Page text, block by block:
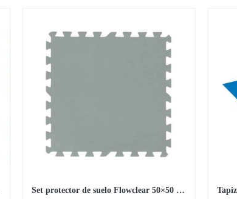
Set protector de suelo Flowclear 50×50 cm